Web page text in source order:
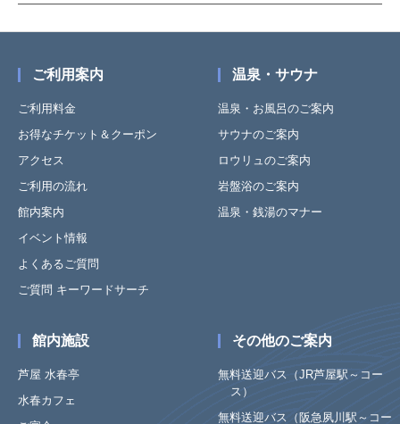
ご利用案内
ご利用料金
お得なチケット＆クーポン
アクセス
ご利用の流れ
館内案内
イベント情報
よくあるご質問
ご質問 キーワードサーチ
温泉・サウナ
温泉・お風呂のご案内
サウナのご案内
ロウリュのご案内
岩盤浴のご案内
温泉・銭湯のマナー
館内施設
芦屋 水春亭
水春カフェ
その他のご案内
無料送迎バス（JR芦屋駅～コー
ス）
無料送迎バス（阪急夙川駅～コー